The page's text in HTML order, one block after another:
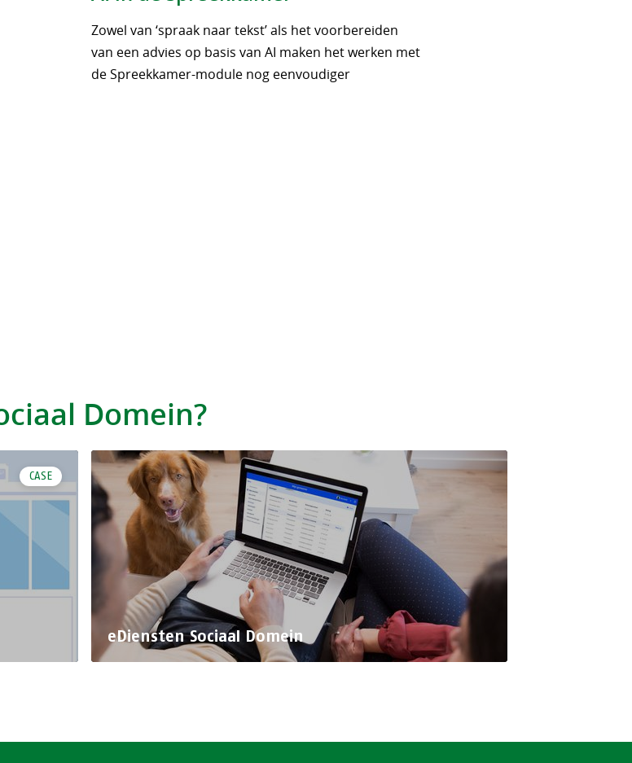
Zowel van ‘spraak naar tekst’ als het voorbereiden
van een advies op basis van AI maken het werken met
de Spreekkamer-module nog eenvoudiger
Domein?
CASE
eDiensten Sociaal Domein